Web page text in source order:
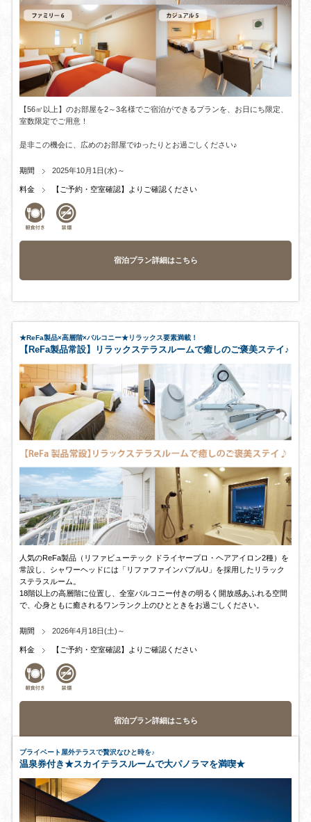
【56㎡以上】のお部屋を2～3名様でご宿泊ができるプランを、お日にち限定、
室数限定でご用意！
是非この機会に、広めのお部屋でゆったりとお過ごしください♪
期間 2025年10月1日(水)～
料金 【ご予約・空室確認】よりご確認ください
宿泊プラン詳細はこちら
★ReFa製品×高層階×バルコニー★リラックス要素満載！
【ReFa製品常設】リラックステラスルームで癒しのご褒美ステイ♪
人気のReFa製品（リファビューテック ドライヤープロ・ヘアアイロン2種）を
常設し、シャワーヘッドには「リファファインバブルU」を採用したリラック
ステラスルーム。
18階以上の高層階に位置し、全室バルコニー付きの明るく開放感あふれる空間
で、心身ともに癒されるワンランク上のひとときをお過ごしください。
期間 2026年4月18日(土)～
料金 【ご予約・空室確認】よりご確認ください
宿泊プラン詳細はこちら
プライベート屋外テラスで贅沢なひと時を♪
温泉券付き★スカイテラスルームで大パノラマを満喫★